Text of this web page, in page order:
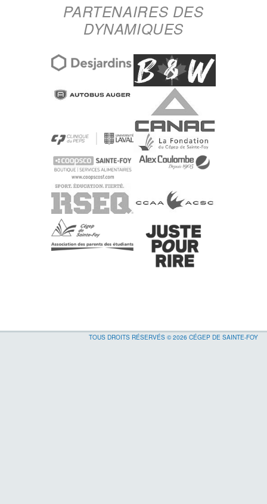
PARTENAIRES DES
DYNAMIQUES
TOUS DROITS RÉSERVÉS © 2026 CÉGEP DE SAINTE-FOY